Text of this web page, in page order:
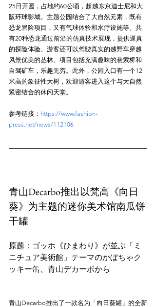
25日开园，占地约60公顷，超越东京迪士尼和大
阪环球影城。主题公园结合了大自然元素，既有
恐龙冒险项目，又有气球体验和水疗设施等。共
有20种恐龙通过前沿的仿真技术展现，提供逼真
的探险体验。游客还可以驾驶真实的越野车穿越
风景优美的丛林。项目包括充满趣味的悬索桥和
自驾矿车，乐趣无穷。此外，公园入口有一个12
米高的象征性大树，欢迎游客进入这个与大自然
参考链接： https://www.fashion-
press.net/news/112106
青山Decarbo推出以梵高《向日
葵》为主题的迷你美术馆南瓜饼
干罐
原题：ゴッホ《ひまわり》が並ぶ「ミ
ニチュア美術館」テーマのかぼちゃク
青山Decarbo推出了一款名为「向日葵罐」的全新